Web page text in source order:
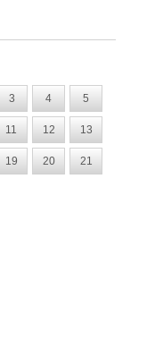
3 4 5
11 12 13
19 20 21